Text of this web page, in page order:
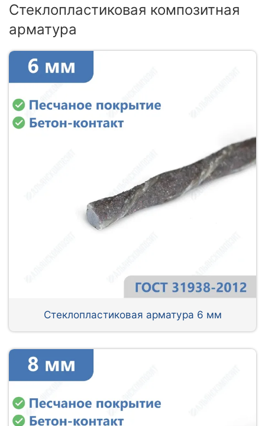
Стеклопластиковая композитная
арматура
Стеклопластиковая арматура 6 мм